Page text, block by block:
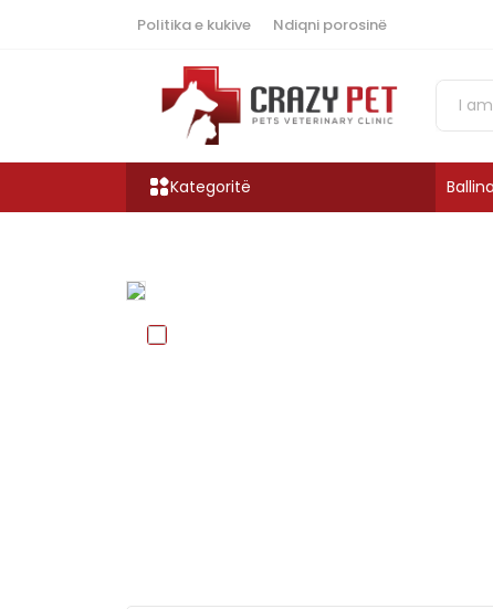
Politika e kukive Ndiqni porosinë
Kategoritë Ballina